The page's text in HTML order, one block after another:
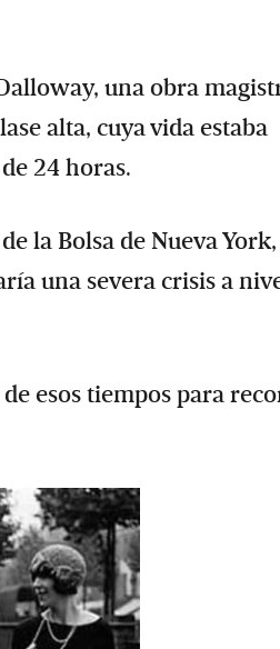
una obra
alta, cuya vida estaba
24 horas.
la Bolsa de Nueva York,
una severa crisis a
esos tiempos para